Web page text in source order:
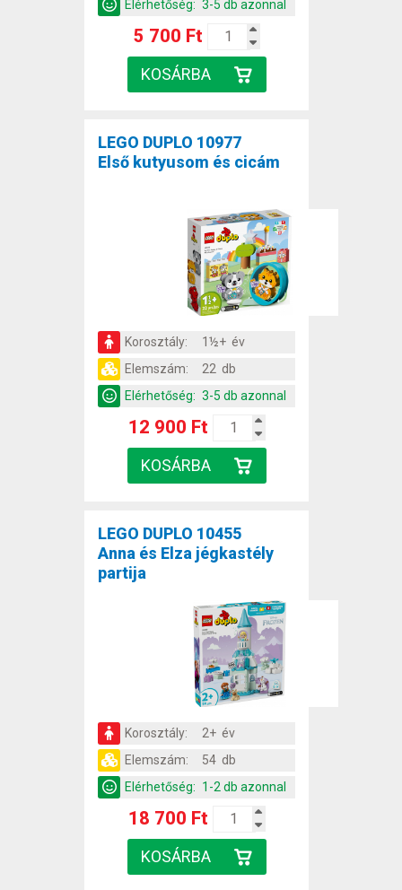
Elérhetőség: 3-5 db azonnal
5 700 Ft
LEGO DUPLO 10977
Első kutyusom és cicám
Korosztály:
1½+ év
Elemszám:
22 db
Elérhetőség: 3-5 db azonnal
12 900 Ft
LEGO DUPLO 10455
Anna és Elza jégkastély
partija
Korosztály:
2+ év
Elemszám:
54 db
Elérhetőség: 1-2 db azonnal
18 700 Ft